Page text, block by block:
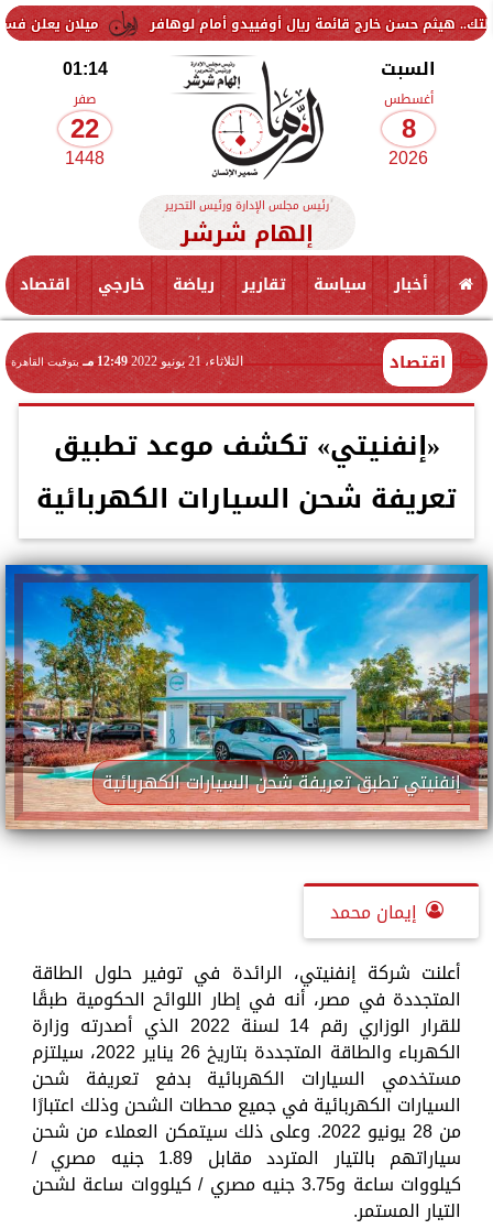
ميلان يعلن فسخ عقد إسماعيل خارج قائمة ريال أوفييدو أمام لوهافر
السبت
أغسطس
8
2026
01:14
صفر
22
1448
رئيس مجلس الإدارة ورئيس التحرير
إلهام شرشر
أخبار سياسة تقارير رياضة خارجي اقتصاد
اقتصاد الثلاثاء، 21 يونيو 2022 12:49 مـ بتوقيت القاهرة
«إنفنيتي» تكشف موعد تطبيق
تعريفة شحن السيارات الكهربائية
إنفنيتي تطبق تعريفة شحن السيارات الكهربائية
إيمان محمد
أعلنت شركة إنفنيتي، الرائدة في توفير حلول الطاقة
المتجددة في مصر، أنه في إطار اللوائح الحكومية طبقًا
للقرار الوزاري رقم 14 لسنة 2022 الذي أصدرته وزارة
الكهرباء والطاقة المتجددة بتاريخ 26 يناير 2022، سيلتزم
مستخدمي السيارات الكهربائية بدفع تعريفة شحن
السيارات الكهربائية في جميع محطات الشحن وذلك اعتبارًا
من 28 يونيو 2022. وعلى ذلك سيتمكن العملاء من شحن
سياراتهم بالتيار المتردد مقابل 1.89 جنيه مصري /
كيلووات ساعة و3.75 جنيه مصري / كيلووات ساعة لشحن
التيار المستمر.